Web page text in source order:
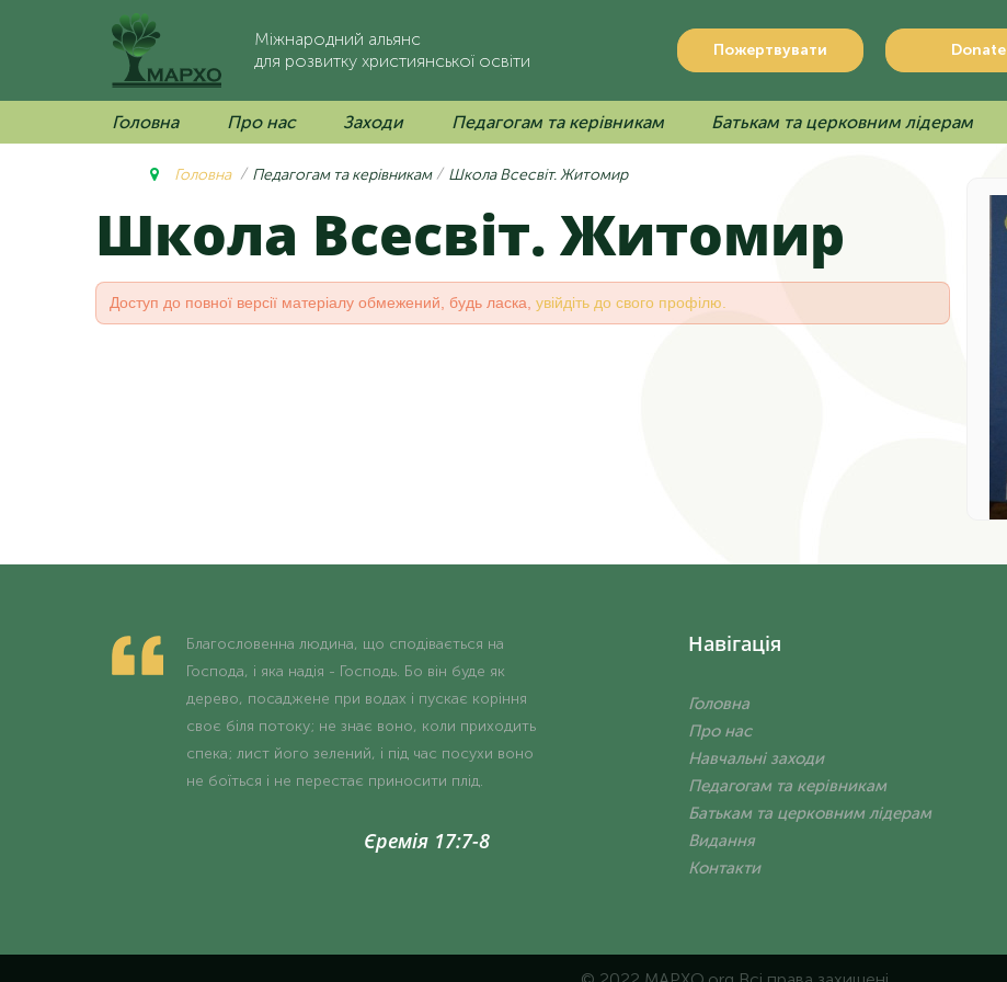
Міжнародний альянс
для розвитку християнської освіти
Пожертвувати Donate
Головна Про нас Заходи Педагогам та керівникам Батькам та церковним лідерам
Головна Педагогам та керівникам Школа Всесвіт. Житомир
Школа Всесвіт. Житомир
Доступ до повної версії матеріалу обмежений, будь ласка, увійдіть до свого профілю.
Благословенна людина, що сподівається на
Господа, і яка надія - Господь. Бо він буде як
дерево, посаджене при водах і пускає коріння
своє біля потоку; не знає воно, коли приходить
спека; лист його зелений, і під час посухи воно
не боїться і не перестає приносити плід.
Єремія 17:7-8
Навігація
Головна
Про нас
Навчальні заходи
Педагогам та керівникам
Батькам та церковним лідерам
Видання
Контакти